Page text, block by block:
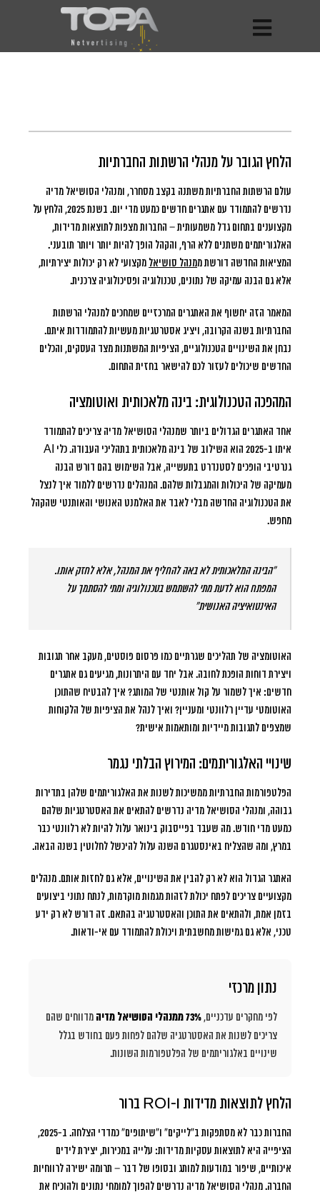
הלחץ הגובר על מנהלי הרשתות החברתיות
עולם הרשתות החברתיות משתנה בקצב מסחרר, ומנהלי הסושיאל מדיה
נדרשים להתמודד עם אתגרים חדשים כמעט מדי יום.
בשנת 2025, הלחץ על
מקצוענים בתחום גדל משמעותית – החברות מצפות לתוצאות מדידות,
האלגוריתמים משתנים ללא הרף, והקהל הופך להיות יותר ויותר תובעני.
המציאות החדשה דורשת ממנהל סושיאל מקצועי לא רק יכולות יצירתיות,
אלא גם הבנה עמיקה של נתונים, טכנולוגיה ופסיכולוגיה צרכנית.
המאמר הזה יחשוף את האתגרים המרכזיים שמחכים למנהלי הרשתות
החברתיות בשנה הקרובה, ויציג אסטרטגיות מעשיות להתמודדות איתם.
נבחן את השינויים הטכנולוגיים, הציפיות המשתנות מצד העסקים, והכלים
החדשים שיכולים לעזור לכם להישאר בחזית התחום.
המהפכה הטכנולוגית: בינה מלאכותית ואוטומציה
אחד האתגרים הגדולים ביותר שמנהלי הסושיאל מדיה צריכים להתמודד
איתו ב-2025 הוא השילוב של בינה מלאכותית בתהליכי העבודה. כלי AI
גנרטיבי הופכים לסטנדרט בתעשייה, אבל השימוש בהם דורש הבנה
מעמיקה של היכולות והמגבלות שלהם. המנהלים נדרשים ללמוד איך לנצל
את הטכנולוגיה החדשה מבלי לאבד את האלמנט האנושי והאותנטי שהקהל
מחפש.
“הבינה המלאכותית לא באה להחליף את המנהל, אלא לחזק אותו.
המפתח הוא לדעת מתי להשתמש בטכנולוגיה ומתי להסתמך על
האינטואיציה האנושית”
האוטומציה של תהליכים שגרתיים כמו פרסום פוסטים, מעקב אחר תגובות
ויצירת דוחות הופכת לחובה. אבל יחד עם היתרונות, מגיעים גם אתגרים
חדשים: איך לשמור על קול אותנטי של המותג? איך להבטיח שהתוכן
האוטומטי עדיין רלוונטי ומעניין? ואיך לנהל את הציפיות של הלקוחות
שמצפים לתגובות מיידיות ומותאמות אישית?
שינויי האלגוריתמים: המירוץ הבלתי נגמר
הפלטפורמות החברתיות ממשיכות לשנות את האלגוריתמים שלהן בתדירות
גבוהה, ומנהלי הסושיאל מדיה נדרשים להתאים את האסטרטגיות שלהם
כמעט מדי חודש. מה שעבד בפייסבוק בינואר עלול להיות לא רלוונטי כבר
במרץ, ומה שהצליח באינסטגרם השנה עלול להיכשל לחלוטין בשנה הבאה.
האתגר הגדול הוא לא רק להבין את השינויים, אלא גם לחזות אותם. מנהלים
מקצועיים צריכים לפתח יכולת לזהות מגמות מוקדמות, לנתח נתוני ביצועים
בזמן אמת, ולהתאים את התוכן והאסטרטגיה בהתאם. זה דורש לא רק ידע
טכני, אלא גם גמישות מחשבתית ויכולת להתמודד עם אי-ודאות.
נתון מרכזי
לפי מחקרים עדכניים,73% ממנהלי הסושיאל מדיה
מדווחים שהם
צריכים לשנות את האסטרטגיה שלהם לפחות פעם בחודש בגלל
שינויים באלגוריתמים של הפלטפורמות השונות.
הלחץ לתוצאות מדידות ו-ROI ברור
החברות כבר לא מסתפקות ב”לייקים” ו”שיתופים” כמדדי הצלחה. ב-2025,
הציפייה היא לתוצאות עסקיות מדידות: עלייה במכירות, יצירת לידים
איכותיים, שיפור במודעות למותג ובסופו של דבר – תרומה ישירה לרווחיות
החברה. מנהלי הסושיאל מדיה נדרשים להפוך למומחי נתונים ולהוכיח את